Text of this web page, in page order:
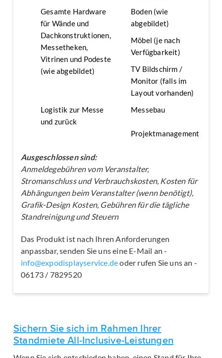
Gesamte Hardware
für Wände und
Dachkonstruktionen,
Messetheken,
Vitrinen und Podeste
(wie abgebildet)
Boden (wie
abgebildet)
Möbel (je nach
Verfügbarkeit)
TV Bildschirm /
Monitor (falls im
Layout vorhanden)
Logistik zur Messe
und zurück
Messebau
Projektmanagement
Ausgeschlossen sind:
Anmeldegebühren vom Veranstalter,
Stromanschluss und Verbrauchskosten, Kosten für
Abhängungen beim Veranstalter (wenn benötigt),
Grafik-Design Kosten, Gebühren für die tägliche
Standreinigung und Steuern
Das Produkt ist nach Ihren Anforderungen
anpassbar, senden Sie uns eine E-Mail an -
info@expodisplayservice.deoder rufen Sie uns an -
06173 / 7829520
Sichern Sie sich im Rahmen Ihrer
Standmiete All-Inclusive-Leistungen